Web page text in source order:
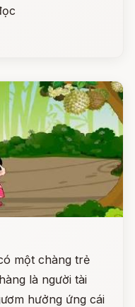
một chàng trẻ
là người tài
hưởng ứng cái